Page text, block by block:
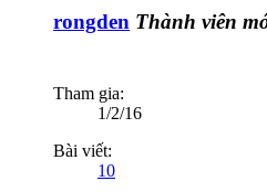
rongden Thành viên
Tham gia:
1/2/16
Bài viết:
10